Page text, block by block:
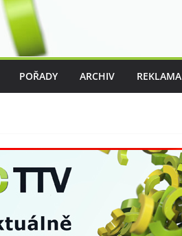
POŘADY ARCHIV REKLAMA